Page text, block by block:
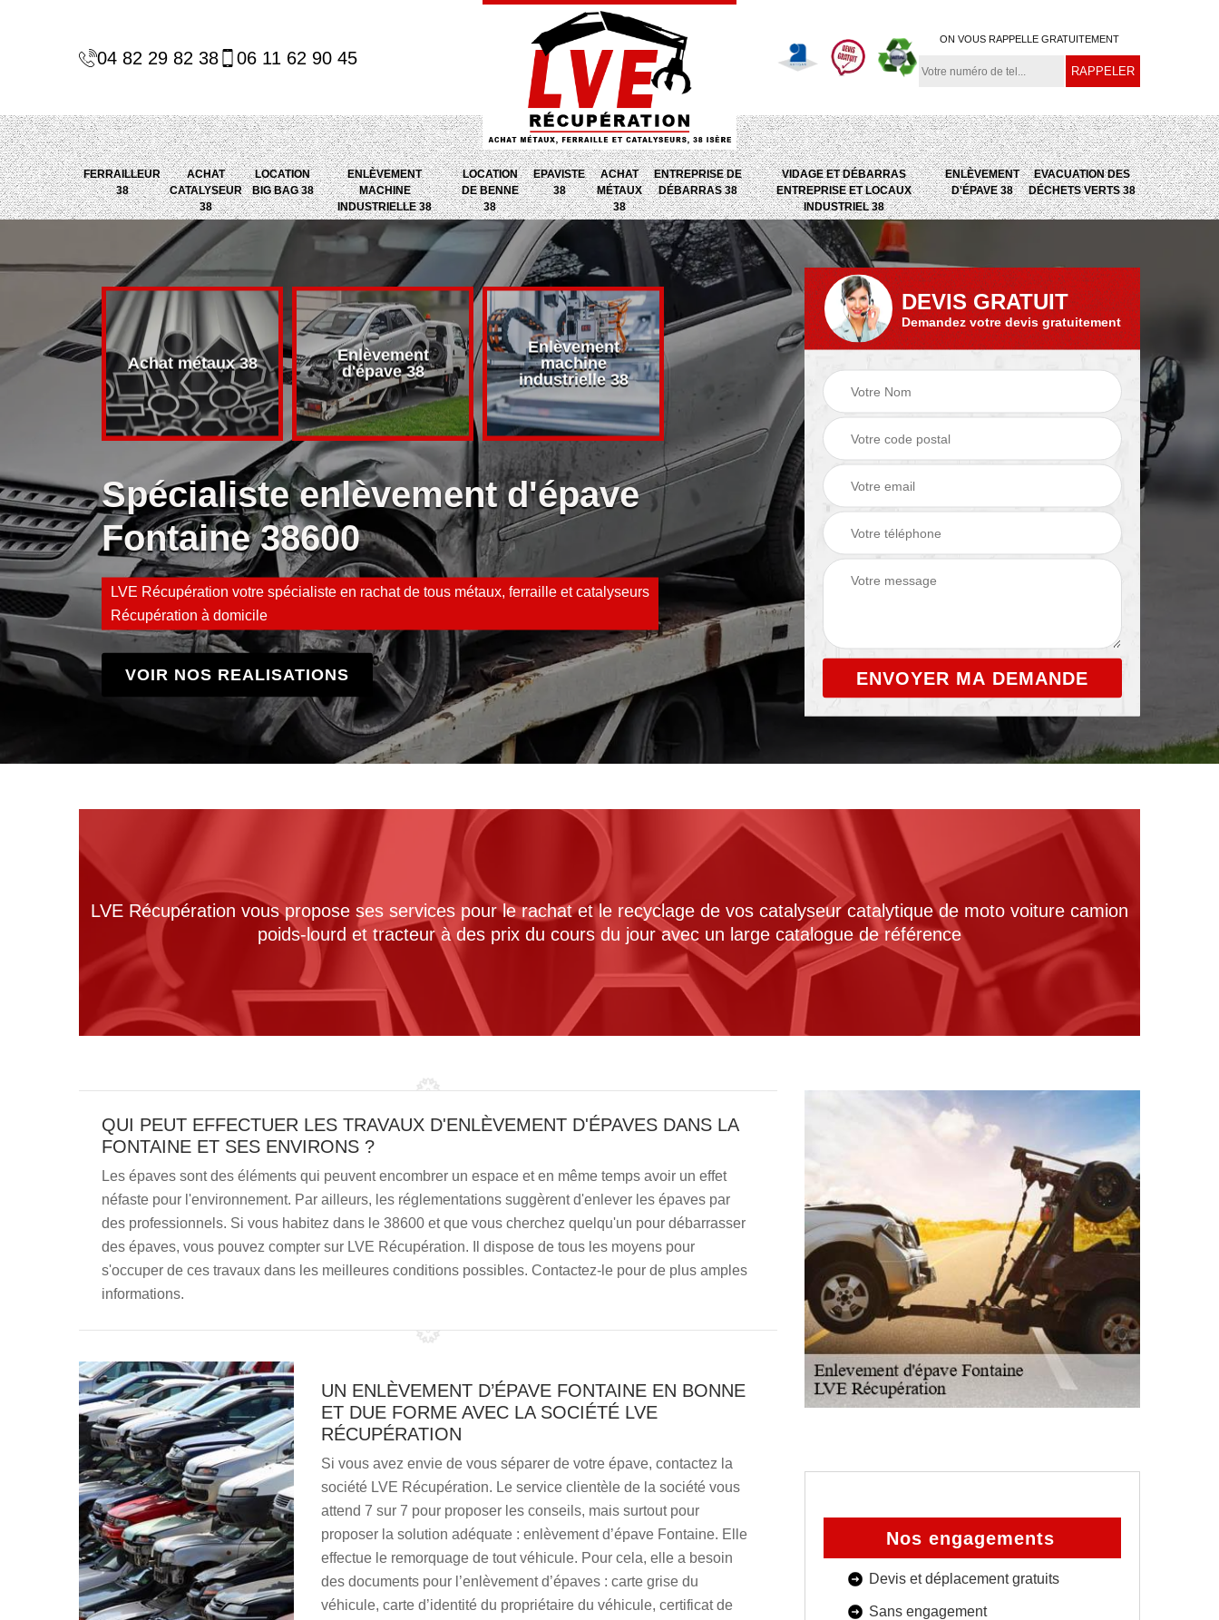
04 82 29 82 38 06 11 62 90 45
ON VOUS RAPPELLE GRATUITEMENT
FERRAILLEUR
38
ACHAT
CATALYSEUR
38
LOCATION
BIG BAG 38
ENLÈVEMENT
MACHINE
INDUSTRIELLE 38
LOCATION
DE BENNE
38
EPAVISTE
38
ACHAT
MÉTAUX
38
ENTREPRISE DE
DÉBARRAS 38
VIDAGE ET DÉBARRAS
ENTREPRISE ET LOCAUX
INDUSTRIEL 38
ENLÈVEMENT
D'ÉPAVE 38
EVACUATION DES
DÉCHETS VERTS 38
38 Achat métaux 38
Enlèvement
d'épave 38
Enlèvement
machine
industrielle 38
Entreprise de
débarras 38
Evacuation des
déchets verts 38
Spécialiste enlèvement d'épave
Fontaine 38600
LVE Récupération votre spécialiste en rachat de tous métaux, ferraille et catalyseurs
Récupération à domicile
VOIR NOS REALISATIONS
DEVIS GRATUIT
Demandez votre devis gratuitement
LVE Récupération vous propose ses services pour le rachat et le recyclage de vos catalyseur catalytique de moto voiture camion
poids-lourd et tracteur à des prix du cours du jour avec un large catalogue de référence
QUI PEUT EFFECTUER LES TRAVAUX D'ENLÈVEMENT D'ÉPAVES DANS LA
FONTAINE ET SES ENVIRONS ?
Les épaves sont des éléments qui peuvent encombrer un espace et en même temps avoir un effet
néfaste pour l'environnement. Par ailleurs, les réglementations suggèrent d'enlever les épaves par
des professionnels. Si vous habitez dans le 38600 et que vous cherchez quelqu'un pour débarrasser
des épaves, vous pouvez compter sur LVE Récupération. Il dispose de tous les moyens pour
s'occuper de ces travaux dans les meilleures conditions possibles. Contactez-le pour de plus amples
informations.
UN ENLÈVEMENT D’ÉPAVE FONTAINE EN BONNE
ET DUE FORME AVEC LA SOCIÉTÉ LVE
RÉCUPÉRATION
Si vous avez envie de vous séparer de votre épave, contactez la
société LVE Récupération. Le service clientèle de la société vous
attend 7 sur 7 pour proposer les conseils, mais surtout pour
proposer la solution adéquate : enlèvement d’épave Fontaine. Elle
effectue le remorquage de tout véhicule. Pour cela, elle a besoin
des documents pour l’enlèvement d’épaves : carte grise du
véhicule, carte d’identité du propriétaire du véhicule, certificat de
Nos engagements
Devis et déplacement gratuits
Sans engagement